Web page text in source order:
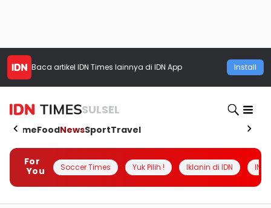
Baca artikel IDN Times lainnya di IDN App Install
SULSEL
HomeFoodNewsSportTravel
For
You
Soccer Times Yuk Pilih ! Iklanin di IDN